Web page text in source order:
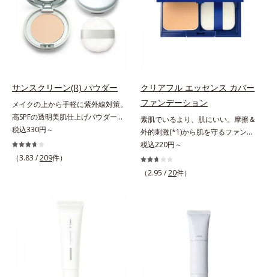
ア後にこれひとつでライトメイク効
果。クレンジング不要で、紫外線吸
収剤やグリセリン、パラベンもフリ
ー処方。肌を休ませたい日、リモー
トワークの時、近所へちょこっとお
は負担に感じる日におすすめです。
ーションです。年齢とともに増えて
いくお悩みを自然に隠しつつも、ま
るで“素肌美人”に見える仕上がりを
すことで、カバー粉体は薄く・均一
に凹凸へフィット。毛穴や色ムラを
カバーしながら自然な仕上がりを叶
えます。また、ファンデーションを
つけている間に保湿成分が肌へ浸透
(*2)するスキンコンディショニング
セラム設計(*3)を採用。肌に触れた
うな透明感とツヤを生み出すこと
で、“つるん”とした光のヴェールを
まとったような仕上がりに。*1 ス
ン酸2Na）配合＝自然な仕上がりで
サンスクリーン(R) パウダー
メイクの上から手軽に紫外線対策。
高SPFの透明美肌仕上げパウダー。
メイクの上から手を汚さずに紫外線
対策ができるUVカットパウダーで
す。“素肌のようななめらかな軽
上からササッとUVカットとお直し
が同時にできるお役立ちアイテムで
す。毛穴や色ムラをカバーしながら
も、素肌のような透明美肌を叶える
税込330円～
（3.83 /209件）
クリアフル エッセンス カバー
ファンデーション
素肌でいるより、肌にいい。摩擦＆
外的刺激(*1)から肌を守るファンデ
ーション。肌荒れやニキビがある
と、ファンデーションを塗っていい
か悩むもの。とはいえ、素肌のまま
こそ、肌負担が少ない低刺激設計の
ファンデーションで守るのがベス
ト。「クリアフル エッセンス カバ
税込220円～
（2.95 /20件）